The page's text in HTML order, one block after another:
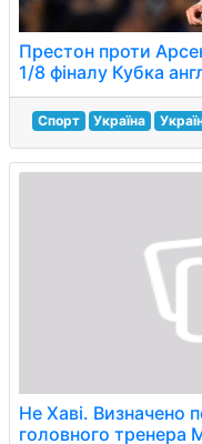
Престон проти
1/8 фіналу Кубка
Спорт Україна
Не Хаві. Визначено
головного тренера